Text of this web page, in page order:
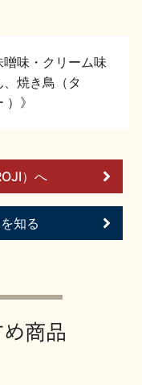
会利酒会
味・クリーム味
焼き鳥（タ
》
）へ
知る
商品